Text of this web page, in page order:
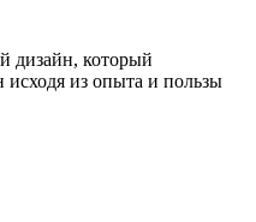
дизайн, который
из опыта и пользы